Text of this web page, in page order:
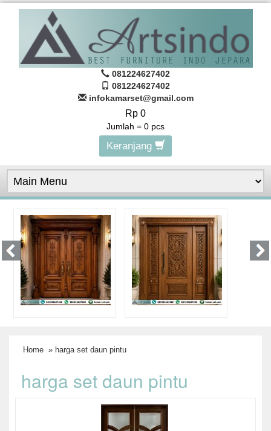
081224627402
081224627402
infokamarset@gmail.com
Rp 0
Jumlah = 0 pcs
Keranjang
Home » harga set daun pintu
harga set daun pintu